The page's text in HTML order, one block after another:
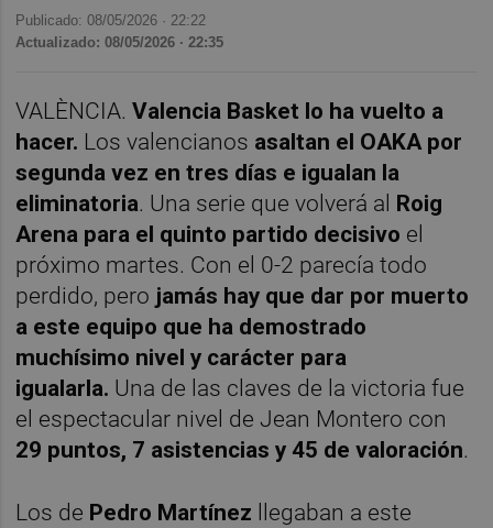
Publicado: 08/05/2026 · 22:22
Actualizado: 08/05/2026 · 22:35
VALÈNCIA.Valencia Basket lo ha vuelto a
hacer. Los valencianos asaltan el OAKA por
segunda vez en tres días e igualan la
eliminatoria. Una serie que volverá al Roig
Arena para el quinto partido decisivo el
próximo martes. Con el 0-2 parecía todo
perdido, pero jamás hay que dar por muerto
a este equipo que ha demostrado
muchísimo nivel y carácter para
igualarla. Una de las claves de la victoria fue
el espectacular nivel de Jean Montero con
29 puntos, 7 asistencias y 45 de valoración.
Los de Pedro Martínez llegaban a este